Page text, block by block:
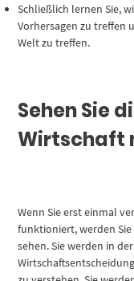
Schließlich lernen Sie,
Vorhersagen zu treffen
Welt zu treffen.
Sehen Sie
Wirtschaft
Wenn Sie erst einmal
funktioniert, werden
sehen. Sie werden in